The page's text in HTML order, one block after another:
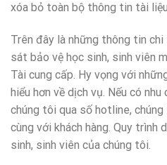
xóa bỏ toàn bộ thông tin tài
Trên đây là những thông tin
sát bảo vệ học sinh, sinh viên
Tài cung cấp. Hy vọng với
hiểu hơn về dịch vụ. Nếu có
chúng tôi qua số hotline,
cùng với khách hàng. Quy trình
sinh, sinh viên của chúng tôi.